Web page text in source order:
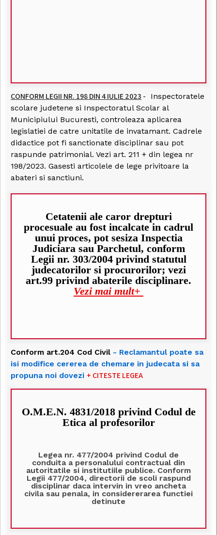
CONFORM LEGII NR. 198 DIN 4 IULIE 2023 -
Inspectoratele
scolare judetene si Inspectoratul Scolar al
Municipiului Bucuresti, controleaza aplicarea
legislatiei de catre unitatile de invatamant. Cadrele
didactice pot fi sanctionate disciplinar sau pot
raspunde patrimonial. Vezi art. 211 + din legea nr
198/2023. Gasesti articolele de lege privitoare la
abateri si sanctiuni.
Cetatenii ale caror drepturi
procesuale au fost incalcate in cadrul
unui proces, pot sesiza Inspectia
Judiciara sau Parchetul, conform
Legii nr. 303/2004 privind statutul
judecatorilor si procurorilor; vezi
art.99 privind abaterile disciplinare.
Vezi mai mult+
Conform art.204 Cod Civil - Reclamantul poate sa
isi modifice cererea de chemare in judecata si sa
propuna noi dovezi + CITESTE LEGEA
O.M.E.N. 4831/2018 privind Codul de
Etica al profesorilor
Legea nr. 477/2004 privind Codul de
conduita a personalului contractual din
autoritatile si institutiile publice. Conform
Legii 477/2004, directorii de scoli raspund
disciplinar daca intervin in vreo ancheta
civila sau penala, in considererarea functiei
detinute